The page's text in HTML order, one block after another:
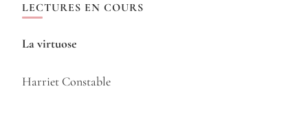
LECTURES EN COURS
La virtuose
Harriet Constable